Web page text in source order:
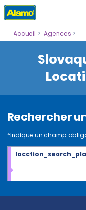
Accueil Agences
Rechercher
*Indique un champ